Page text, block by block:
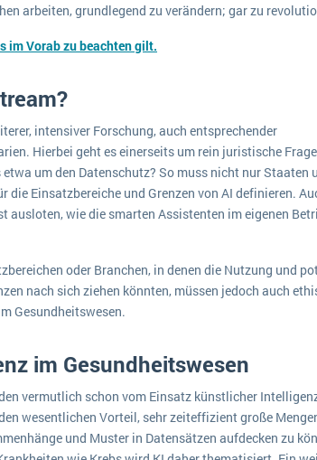
arbeiten, grundlegend zu verändern; gar zu
im Vorab zu beachten gilt.
intensiver Forschung, auch entsprechender
Hierbei geht es einerseits um rein juristische
um den Datenschutz? So muss nicht nur Staaten
die Einsatzbereiche und Grenzen von AI definieren.
ausloten, wie die smarten Assistenten im eigenen
oder Branchen, in denen die Nutzung und
nach sich ziehen könnten, müssen jedoch auch
Gesundheitswesen.
im Gesundheitswesen
vermutlich schon vom Einsatz künstlicher
wesentlichen Vorteil, sehr zeiteffizient große
und Muster in Datensätzen aufdecken zu